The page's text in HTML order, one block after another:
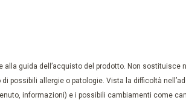
guida dell’acquisto del prodotto. Non
allergie o patologie. Vista la difficoltà
informazioni) e i possibili cambiamenti come